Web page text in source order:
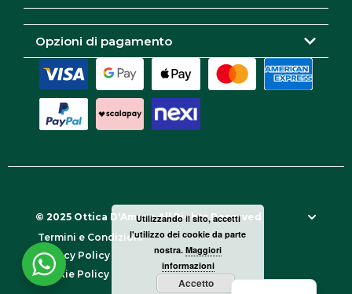
Opzioni di pagamento
© 2025 Ottica D'Amore All Rights Reserved
Termini e Condizioni
Privacy Policy
Cookie Policy
Utilizzando il sito, accetti
l'utilizzo dei cookie da parte
nostra. Maggiori
informazioni
Accetto